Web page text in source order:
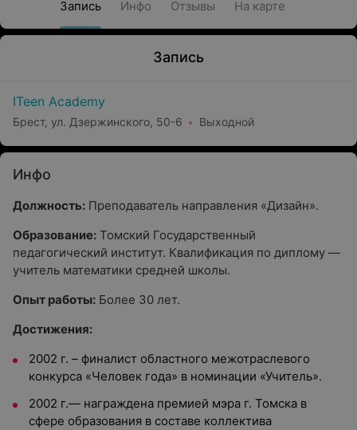
Запись Инфо Отзывы На карте
Запись
ITeen Academy
Брест, ул. Дзержинского, 50-6 Выходной
Инфо
Должность: Преподаватель направления «Дизайн».
Образование: Томский Государственный
педагогический институт. Квалификация по диплому —
учитель математики средней школы.
Опыт работы: Более 30 лет.
Достижения:
2002 г. – финалист областного межотраслевого
конкурса «Человек года» в номинации «Учитель».
2002 г.— награждена премией мэра г. Томска в
сфере образования в составе коллектива